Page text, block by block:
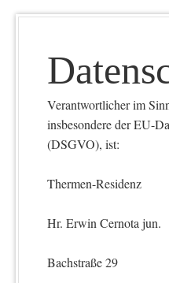
Verantwortlicher im
insbesondere der EU-
(DSGVO), ist:
Thermen-Residenz
Hr. Erwin Cernota jun.
Bachstraße 29